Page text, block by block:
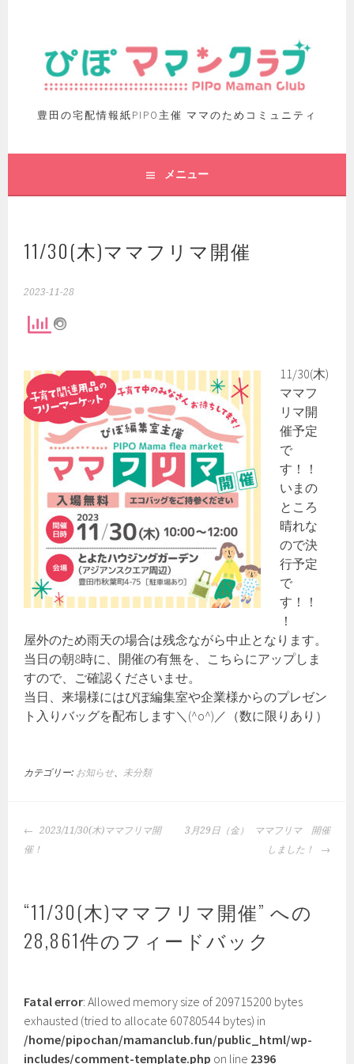
豊田の宅配情報紙PIPO主催 ママのためコミュニティ
メニュー
11/30(木)ママフリマ開催
2023-11-28
11/30(木)
ママフ
リマ開
催予定
で
す！！
いまの
ところ
晴れな
ので決
行予定
で
す！！
！
屋外のため雨天の場合は残念ながら中止となります。
当日の朝8時に、開催の有無を、こちらにアップしま
すので、ご確認くださいませ。
当日、来場様にはぴぽ編集室や企業様からのプレゼン
ト入りバッグを配布します＼(^o^)／（数に限りあり）
カテゴリー: お知らせ、 未分類
投
稿
ゲ
ー
シ
2023/11/30(木)ママフリマ開
催！
3月29日（金） ママフリマ 開催
しました！
“11/30(木)ママフリマ開催” への
28,861件のフィードバック
Fatal error: Allowed memory size of 209715200 bytes
exhausted (tried to allocate 60780544 bytes) in
/home/pipochan/mamanclub.fun/public_html/wp-
includes/comment-template.php on line 2396